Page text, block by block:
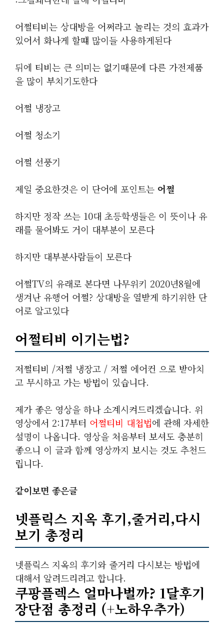
어쩔티비는 상대방을 어쩌라고 놀리는 것의 효과가
있어서 화나게 할떄 많이들 사용하게된다
뒤에 티비는 큰 의미는 없기때문에 다른 가전제품
을 많이 부치기도한다
어쩔 냉장고
어쩔 청소기
어쩔 선풍기
제일 중요한것은 이 단어에 포인트는 어쩔
하지만 정작 쓰는 10대 초등학생들은 이 뜻이나 유
래를 물어봐도 거이 대부분이 모른다
하지만 대부분사람들이 모른다
어쩔TV의 유래로 본다면 나무위키 2020년8월에
생겨난 유행어 어쩔? 상대방을 열받게 하기위한 단
어로 알고있다
어쩔티비 이기는법?
저쩔티비 /저쩔 냉장고 / 저쩔 에어컨 으로 받아치
고 무시하고 가는 방법이 있습니다.
제가 좋은 영상을 하나 소계시켜드리겠습니다. 위
영상에서 2:17부터 어쩔티비 대첩법에 관해 자세한
설명이 나옵니다. 영상을 처음부터 보셔도 충분히
좋으니 이 글과 함께 영상까지 보시는 것도 추천드
립니다.
같이보면 좋은글
넷플릭스 지옥 후기,줄거리,다시
보기 총정리
넷플릭스 지옥의 후기와 줄거리 다시보는 방법에
대해서 알려드리려고 합니다.
쿠팡플렉스 얼마나벌까? 1달후기
장단점 총정리 (+노하우추가)